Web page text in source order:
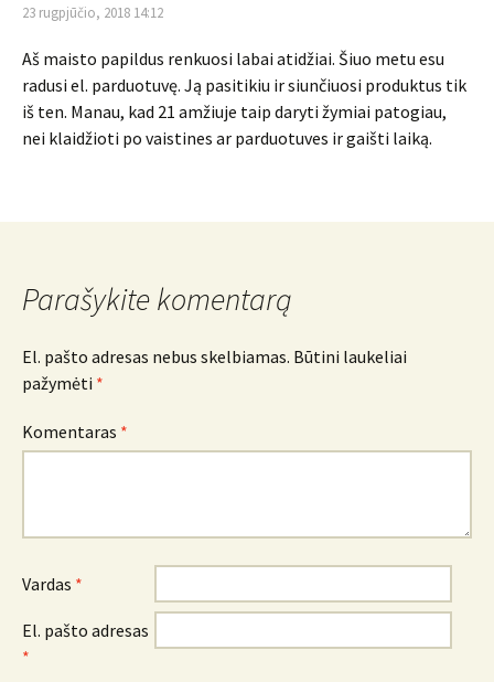
23 rugpjūčio, 2018 14:12
Aš maisto papildus renkuosi labai atidžiai. Šiuo metu esu
radusi el. parduotuvę. Ją pasitikiu ir siunčiuosi produktus tik
iš ten. Manau, kad 21 amžiuje taip daryti žymiai patogiau,
nei klaidžioti po vaistines ar parduotuves ir gaišti laiką.
Parašykite komentarą
El. pašto adresas nebus skelbiamas. Būtini laukeliai
pažymėti *
Komentaras *
Vardas *
El. pašto adresas
*